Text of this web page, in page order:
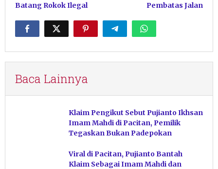
Batang Rokok Ilegal
Pembatas Jalan
Baca Lainnya
Klaim Pengikut Sebut Pujianto Ikhsan
Imam Mahdi di Pacitan, Pemilik
Tegaskan Bukan Padepokan
Viral di Pacitan, Pujianto Bantah
Klaim Sebagai Imam Mahdi dan